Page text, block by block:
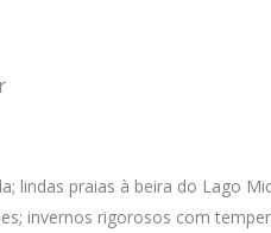
lindas praias à beira do Lago
invernos rigorosos com